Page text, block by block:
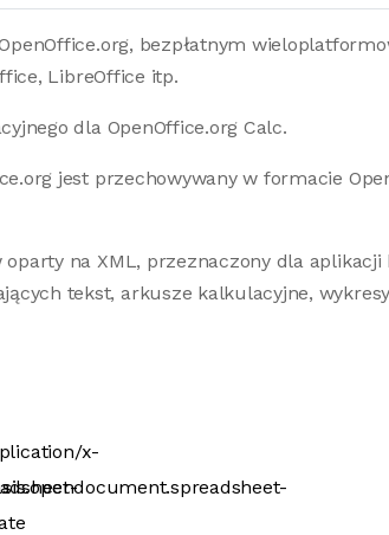
bezpłatnym
LibreOffice itp.
dla OpenOffice.org Calc.
jest przechowywany w formacie
na XML, przeznaczony dla aplikacji
tekst, arkusze kalkulacyjne,
x-